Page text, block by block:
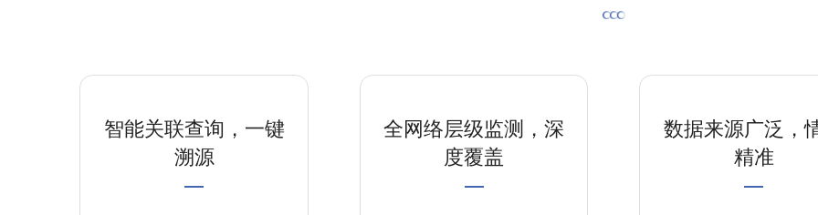
智能关联查询，一键
溯源
全网络层级监测，深
度覆盖
数据来源广泛，
精准